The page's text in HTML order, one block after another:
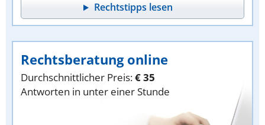
Rechtstipps lesen
Rechtsberatung online
Durchschnittlicher Preis:€ 35
Antworten in unter einer Stunde